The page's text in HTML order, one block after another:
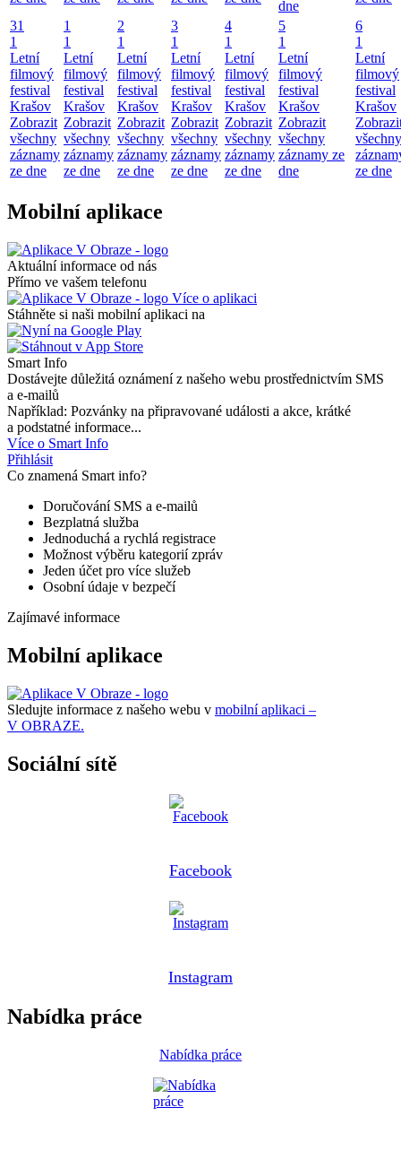
dne
31
1
Letní
filmový
festival
Krašov
Zobrazit
všechny
záznamy
ze dne
1
1
Letní
filmový
festival
Krašov
Zobrazit
všechny
záznamy
ze dne
2
1
Letní
filmový
festival
Krašov
Zobrazit
všechny
záznamy
ze dne
3
1
Letní
filmový
festival
Krašov
Zobrazit
všechny
záznamy
ze dne
4
1
Letní
filmový
festival
Krašov
Zobrazit
všechny
záznamy
ze dne
5
1
Letní
filmový
festival
Krašov
Zobrazit
všechny
záznamy ze
dne
6
1
Letní
filmový
festival
Krašov
všechny
ze dne
Mobilní aplikace
Aktuální informace od nás
Přímo ve vašem telefonu
Více o aplikaci
Stáhněte si naši mobilní aplikaci na
Smart Info
Dostávejte důležitá oznámení z našeho webu prostřednictvím SMS
a e-mailů
Například: Pozvánky na připravované události a akce, krátké
a podstatné informace...
Více o Smart Info
Přihlásit
Co znamená Smart info?
Doručování SMS a e-mailů
Bezplatná služba
Jednoduchá a rychlá registrace
Možnost výběru kategorií zpráv
Jeden účet pro více služeb
Osobní údaje v bezpečí
Zajímavé informace
Mobilní aplikace
Sledujte informace z našeho webu v mobilní aplikaci –
V OBRAZE.
Sociální sítě
Facebook
Instagram
Nabídka práce
Nabídka práce